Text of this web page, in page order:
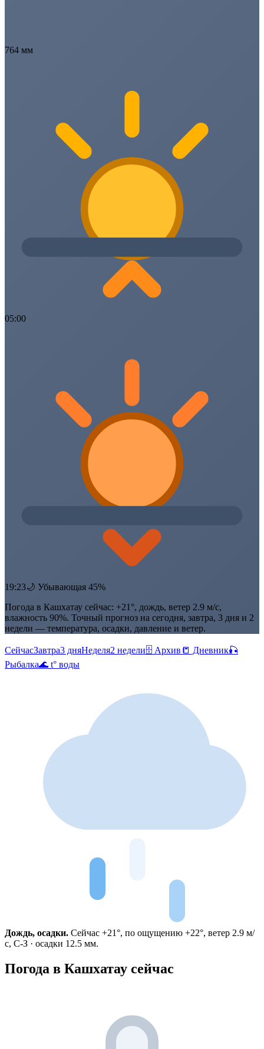
764 мм
05:00
19:23🌙 Убывающая 45%
Погода в Кашхатау сейчас: +21°, дождь, ветер 2.9 м/с,
влажность 90%. Точный прогноз на сегодня, завтра, 3 дня и 2
недели — температура, осадки, давление и ветер.
СейчасЗавтра3 дняНеделя2 недели🗄 Архив 📒 Дневник🎣
Рыбалка🌊 t° воды
Дождь, осадки. Сейчас +21°, по ощущению +22°, ветер 2.9 м/
с, С-З · осадки 12.5 мм.
Погода в Кашхатау сейчас